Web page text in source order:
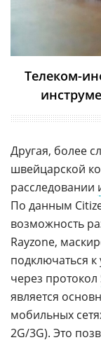
Телеком-
Другая, более
швейцарской
расследовании
По данным
возможность
Rayzone,
подключаться
через протокол
является
мобильных
2G/3G). Это